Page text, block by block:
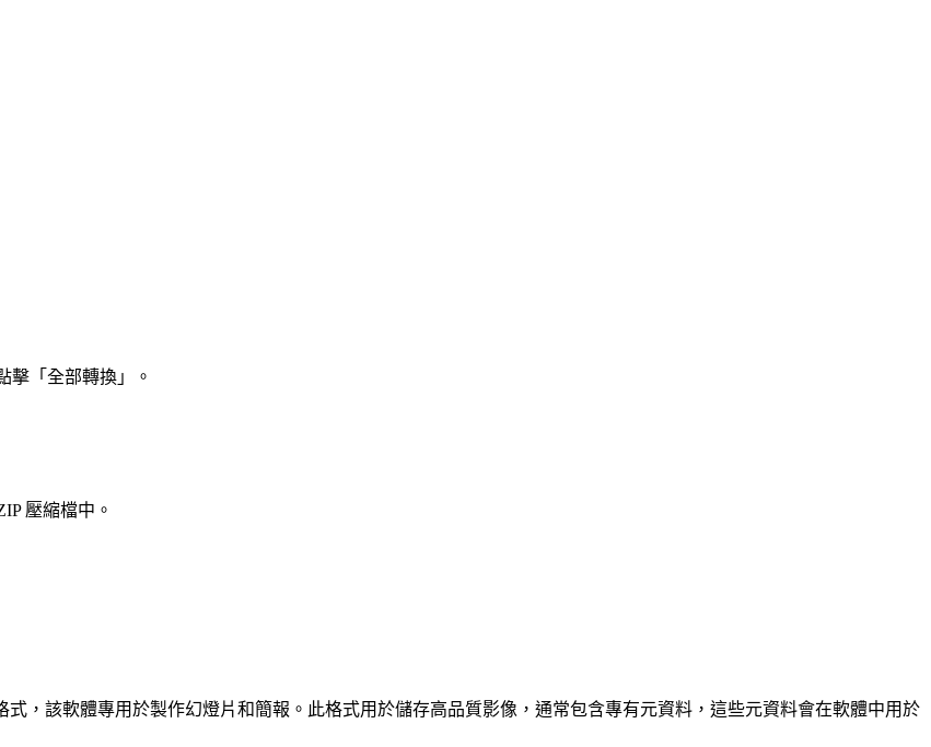
擊「全部轉換」。
壓縮檔中。
式，該軟體專用於製作幻燈片和簡報。此格式用於儲存高品質影像，通常包含專有元資料，這些元資料會在軟體中用於